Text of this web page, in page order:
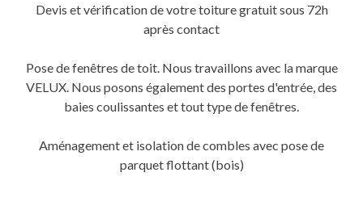
Devis et vérification de votre toiture gratuit sous 72h
après contact
Pose de fenêtres de toit. Nous travaillons avec la marque
VELUX. Nous posons également des portes d'entrée, des
baies coulissantes et tout type de fenêtres.
Aménagement et isolation de combles avec pose de
parquet flottant (bois)